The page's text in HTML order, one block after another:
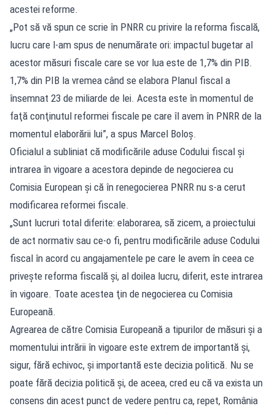
acestei reforme.
„Pot să vă spun ce scrie în PNRR cu privire la reforma fiscală,
lucru care l-am spus de nenumărate ori: impactul bugetar al
acestor măsuri fiscale care se vor lua este de 1,7% din PIB.
1,7% din PIB la vremea când se elabora Planul fiscal a
însemnat 23 de miliarde de lei. Acesta este în momentul de
faţă conţinutul reformei fiscale pe care îl avem în PNRR de la
momentul elaborării lui”, a spus Marcel Boloş.
Oficialul a subliniat că modificările aduse Codului fiscal şi
intrarea în vigoare a acestora depinde de negocierea cu
Comisia European şi că în renegocierea PNRR nu s-a cerut
modificarea reformei fiscale.
„Sunt lucruri total diferite: elaborarea, să zicem, a proiectului
de act normativ sau ce-o fi, pentru modificările aduse Codului
fiscal în acord cu angajamentele pe care le avem în ceea ce
priveşte reforma fiscală şi, al doilea lucru, diferit, este intrarea
în vigoare. Toate acestea ţin de negocierea cu Comisia
Europeană.
Agrearea de către Comisia Europeană a tipurilor de măsuri şi a
momentului intrării în vigoare este extrem de importantă şi,
sigur, fără echivoc, şi importantă este decizia politică. Nu se
poate fără decizia politică şi, de aceea, cred eu că va exista un
consens din acest punct de vedere pentru ca, repet, România